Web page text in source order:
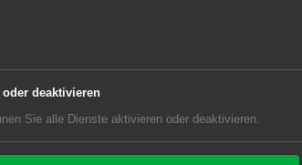
Stefan Maier und der
Grünig, wurden
Dazu zählen:
Bahnhofs
und sichere Fahrt mit
deaktivieren
Sie alle Dienste aktivieren oder deaktivieren.